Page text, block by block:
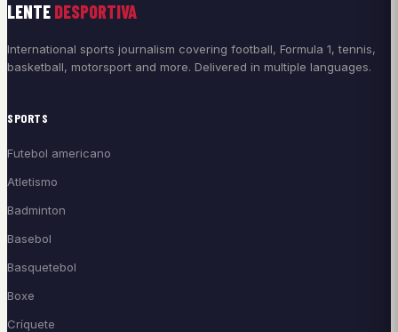
LENTE DESPORTIVA
International sports journalism covering football, Formula 1, tennis,
basketball, motorsport and more. Delivered in multiple languages.
SPORTS
Futebol americano
Atletismo
Badminton
Basebol
Basquetebol
Boxe
Críquete